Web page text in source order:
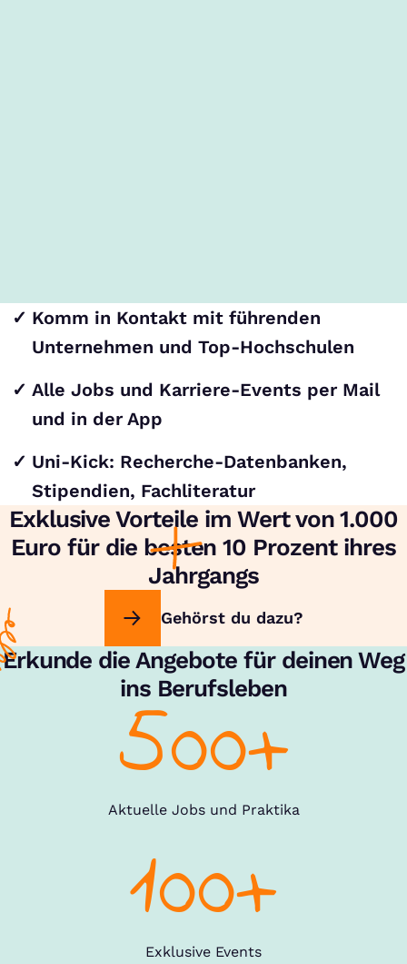
Komm in Kontakt mit führenden
Unternehmen und Top-Hochschulen
Alle Jobs und Karriere-Events per Mail
und in der App
Uni-Kick: Recherche-Datenbanken,
Stipendien, Fachliteratur
Exklusive Vorteile im Wert von 1.000
Euro für die besten 10 Prozent ihres
Jahrgangs
Gehörst du dazu?
Erkunde die Angebote für deinen Weg
ins Berufsleben
500+
Aktuelle Jobs und Praktika
100+
Exklusive Events